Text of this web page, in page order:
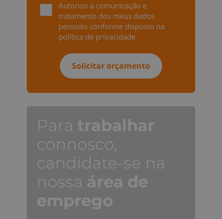
Autorizo a comunicação e
tratamento dos meus dados
pessoais conforme disposto na
política de privacidade.
Para trabalhar
connosco,
candidate-se na
nossa área de
emprego